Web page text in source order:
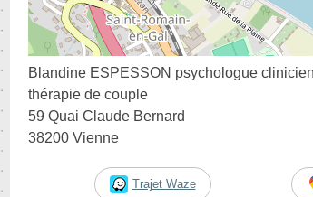
Blandine ESPESSON psychologue
thérapie de couple
59 Quai Claude Bernard
38200 Vienne
Trajet Waze